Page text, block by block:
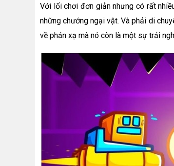
Với lối chơi đơn giản nhưng có rất
những chướng ngại vật. Và phải di
về phản xạ mà nó còn là một sự trải